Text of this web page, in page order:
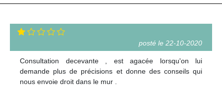
posté le 22-10-2020
Consultation decevante , est agacée lorsqu'on lui
demande plus de précisions et donne des conseils qui
nous envoie droit dans le mur .